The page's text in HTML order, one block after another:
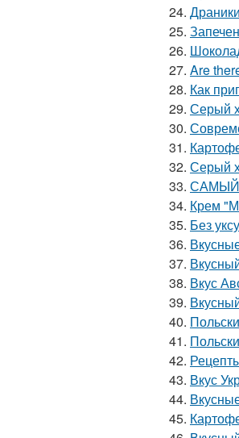
24.
25.
26.
27. Are
28. Как
29. Серый
30.
31.
32. Серый
33. САМЫЙ
34. Крем
35. Без
36.
37.
38. Вкус
39.
40.
41.
42.
43. Вкус
44.
45.